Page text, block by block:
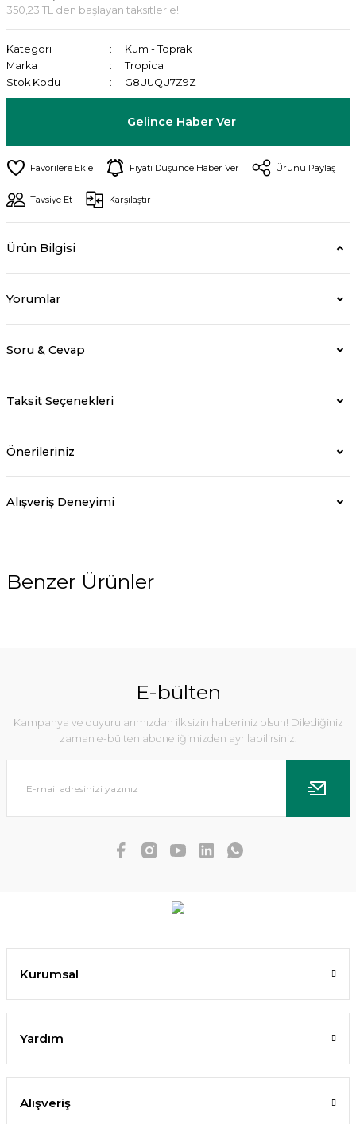
350,23 TL den başlayan taksitlerle!
Kategori
Kum - Toprak
Marka
Tropica
Stok Kodu
G8UUQU7Z9Z
Gelince Haber Ver
Fiyatı Düşünce Haber Ver Ürünü Paylaş
Tavsiye Et Karşılaştır
Ürün Bilgisi
Yorumlar
Soru & Cevap
Taksit Seçenekleri
Önerileriniz
Alışveriş Deneyimi
Benzer Ürünler
OASE ScaperLine Soil 3 Lt Brown Aktif Toprak
1.541,37 TL
E-bülten
Kampanya ve duyurularımızdan ilk sizin haberiniz olsun! Dilediğiniz
zaman e-bülten aboneliğimizden ayrılabilirsiniz.
Kurumsal
Yardım
Alışveriş